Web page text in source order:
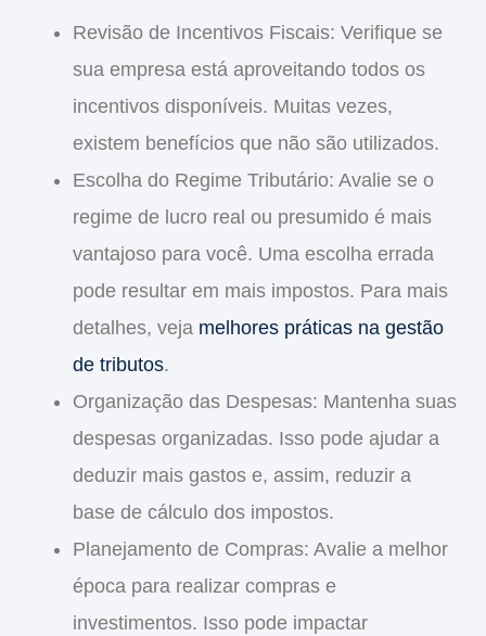
Revisão de Incentivos Fiscais: Verifique se
sua empresa está aproveitando todos os
incentivos disponíveis. Muitas vezes,
existem benefícios que não são utilizados.
Escolha do Regime Tributário: Avalie se o
regime de lucro real ou presumido é mais
vantajoso para você. Uma escolha errada
pode resultar em mais impostos. Para mais
detalhes, veja melhores práticas na gestão
de tributos.
Organização das Despesas: Mantenha suas
despesas organizadas. Isso pode ajudar a
deduzir mais gastos e, assim, reduzir a
base de cálculo dos impostos.
Planejamento de Compras: Avalie a melhor
época para realizar compras e
investimentos. Isso pode impactar